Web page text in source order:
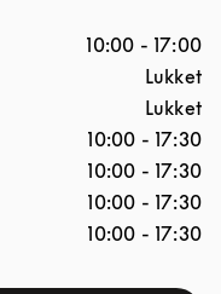
10:00 - 17:00
Lukket
Lukket
10:00 - 17:30
10:00 - 17:30
10:00 - 17:30
10:00 - 17:30